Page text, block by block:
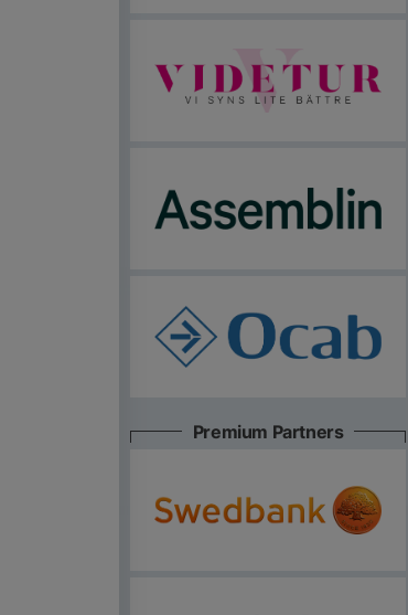
Premium Partners